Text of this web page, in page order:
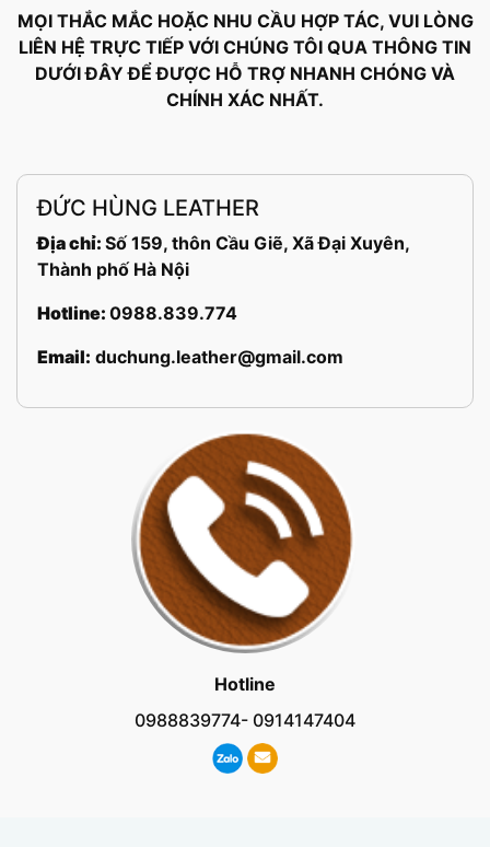
MỌI THẮC MẮC HOẶC NHU CẦU HỢP TÁC, VUI LÒNG
LIÊN HỆ TRỰC TIẾP VỚI CHÚNG TÔI QUA THÔNG TIN
DƯỚI ĐÂY ĐỂ ĐƯỢC HỖ TRỢ NHANH CHÓNG VÀ
CHÍNH XÁC NHẤT.
ĐỨC HÙNG LEATHER
Địa chỉ: Số 159, thôn Cầu Giẽ, Xã Đại Xuyên,
Thành phố Hà Nội
Hotline: 0988.839.774
Email: duchung.leather@gmail.com
Hotline
0988839774- 0914147404